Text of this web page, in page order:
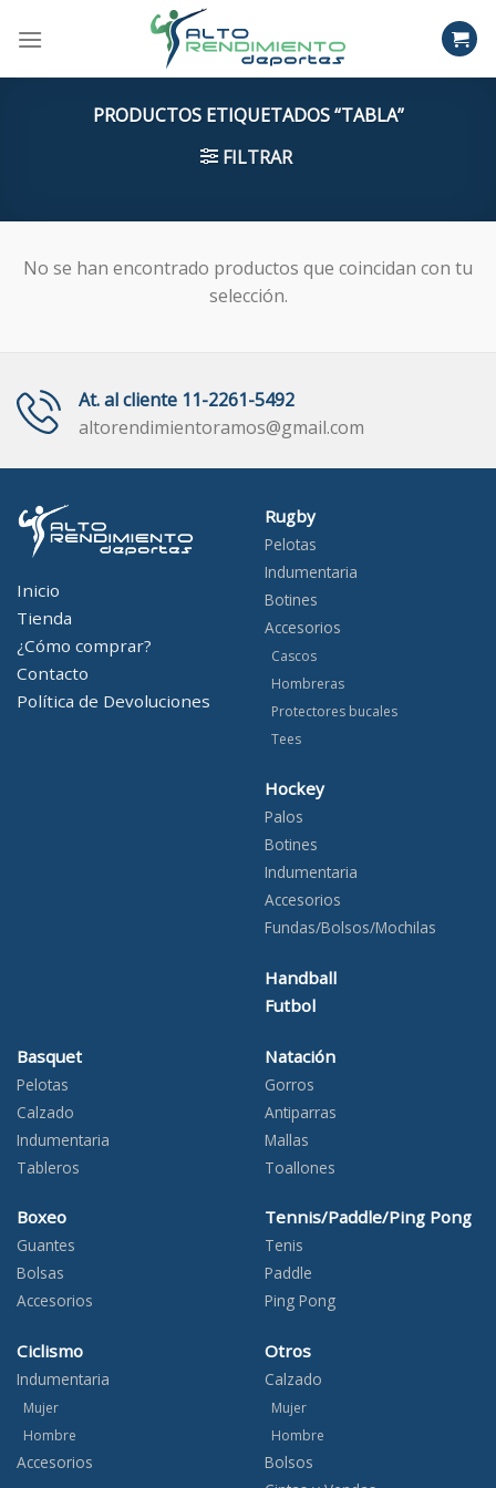
PRODUCTOS ETIQUETADOS “TABLA”
FILTRAR
No se han encontrado productos que coincidan con tu
selección.
At. al cliente 11-2261-5492
altorendimientoramos@gmail.com
Inicio
Tienda
¿Cómo comprar?
Contacto
Política de Devoluciones
Rugby
Pelotas
Indumentaria
Botines
Accesorios
Cascos
Hombreras
Protectores bucales
Tees
Hockey
Palos
Botines
Indumentaria
Accesorios
Fundas/Bolsos/Mochilas
Handball
Futbol
Basquet
Pelotas
Calzado
Indumentaria
Tableros
Boxeo
Guantes
Bolsas
Accesorios
Ciclismo
Indumentaria
Mujer
Hombre
Accesorios
Natación
Gorros
Antiparras
Mallas
Toallones
Tennis/Paddle/Ping Pong
Tenis
Paddle
Ping Pong
Otros
Calzado
Mujer
Hombre
Bolsos